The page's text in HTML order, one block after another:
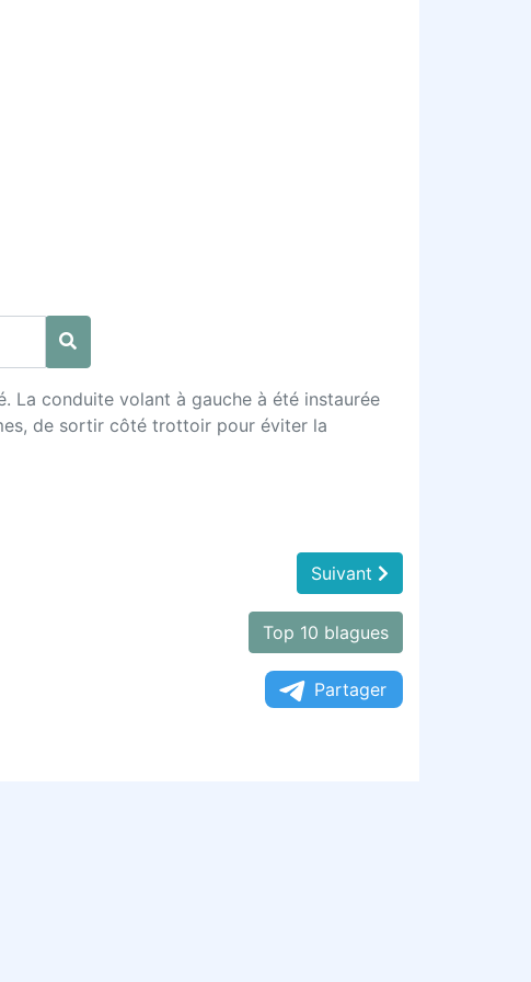
La conduite volant à gauche à été instaurée
de sortir côté trottoir pour éviter la
Suivant
Top 10 blagues
Partager